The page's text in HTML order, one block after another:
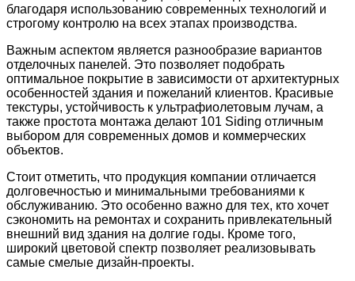
благодаря использованию современных технологий и
строгому контролю на всех этапах производства.
Важным аспектом является разнообразие вариантов
отделочных панелей. Это позволяет подобрать
оптимальное покрытие в зависимости от архитектурных
особенностей здания и пожеланий клиентов. Красивые
текстуры, устойчивость к ультрафиолетовым лучам, а
также простота монтажа делают 101 Siding отличным
выбором для современных домов и коммерческих
объектов.
Стоит отметить, что продукция компании отличается
долговечностью и минимальными требованиями к
обслуживанию. Это особенно важно для тех, кто хочет
сэкономить на ремонтах и сохранить привлекательный
внешний вид здания на долгие годы. Кроме того,
широкий цветовой спектр позволяет реализовывать
самые смелые дизайн-проекты.